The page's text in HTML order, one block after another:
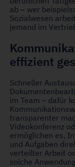
ab – wer
Sozialwesen
jemand im
effizient
Schneller
im Team – dafür
transparenter
Videokonferenz
ermöglichen es,
und Aufgaben
verteilter Arbeit
solche